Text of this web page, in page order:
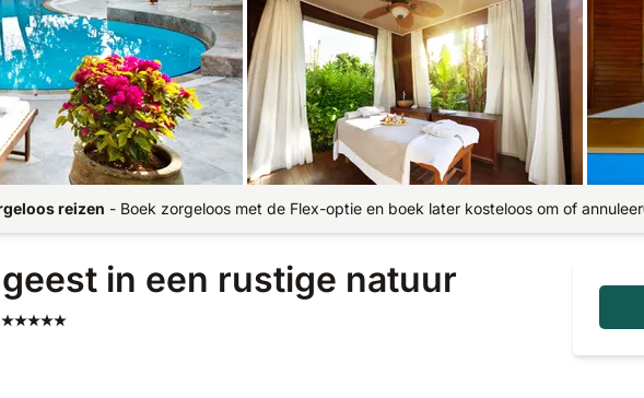
reizen - Boek zorgeloos met de Flex-optie en boek later kosteloos om of annuleer
in een rustige natuur